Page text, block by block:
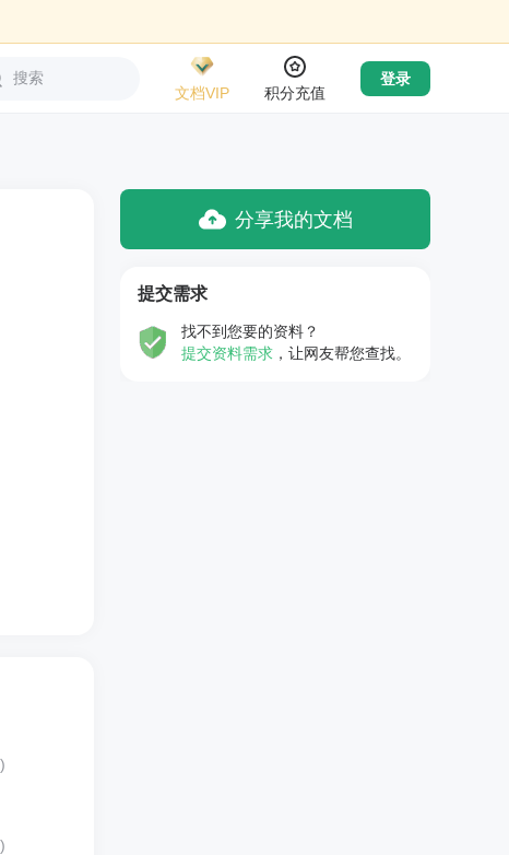
搜索
文档VIP
积分充值
登录
分享我的文档
提交需求
找不到您要的资料？
提交资料需求 ，让网友帮您查找。